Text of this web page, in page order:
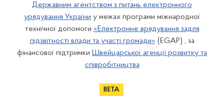
Державним агентством з питань електронного
урядування України у межах програми міжнародної
технічної допомоги «Електронне врядування задля
підзвітності влади та участі громади» (EGAP) , за
фінансової підтримки Швейцарської агенції розвитку та
співробітництва